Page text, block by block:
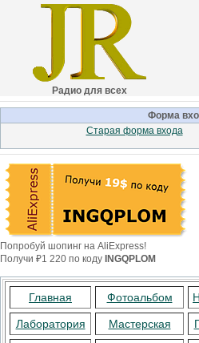
Радио для всех
Форма
Старая форма входа
Попробуй шопинг на AliExpress!
Получи ₽1 220 по коду INGQPLOM
Главная Фотоальбом
Лаборатория Мастерская